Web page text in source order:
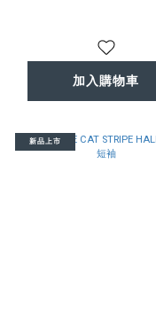
加入購物車
新品上市